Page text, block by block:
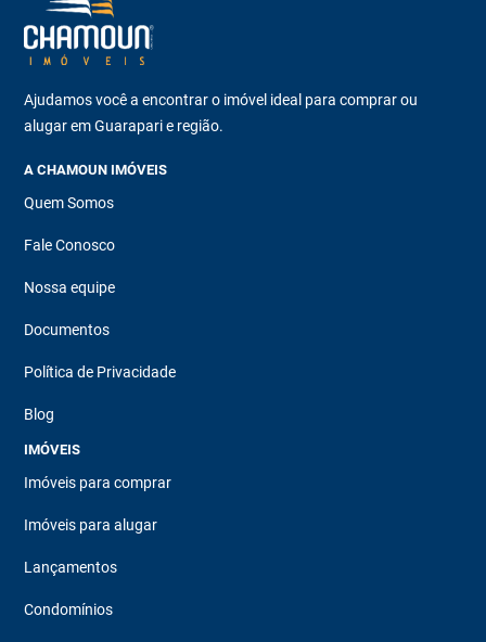
Ajudamos você a encontrar o imóvel ideal para comprar ou
alugar em Guarapari e região.
A CHAMOUN IMÓVEIS
Quem Somos
Fale Conosco
Nossa equipe
Documentos
Política de Privacidade
Blog
IMÓVEIS
Imóveis para comprar
Imóveis para alugar
Lançamentos
Condomínios